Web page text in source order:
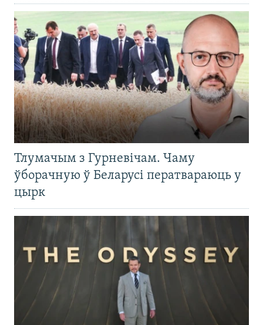
Тлумачым з Гурневічам. Чаму
ўборачную ў Беларусі ператвараюць у
цырк